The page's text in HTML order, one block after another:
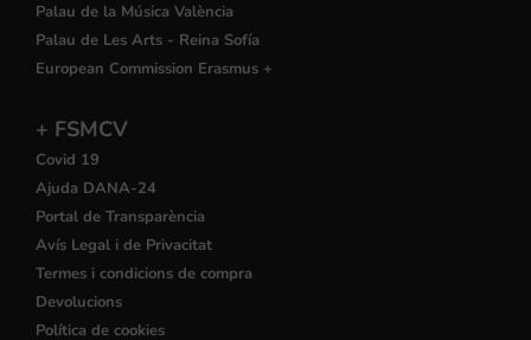
Palau de la Música València
Palau de Les Arts - Reina Sofía
European Commission Erasmus +
+ FSMCV
Covid 19
Ajuda DANA-24
Portal de Transparència
Avís Legal i de Privacitat
Termes i condicions de compra
Devolucions
Política de cookies